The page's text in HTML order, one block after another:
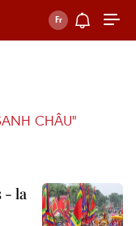
CHÂU"
- la